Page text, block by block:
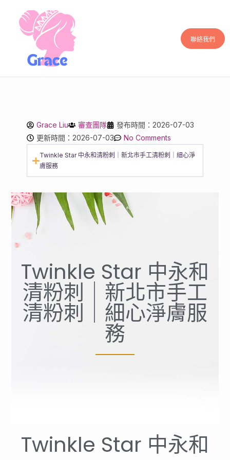
聯絡我們
Grace Liu 審查團隊
發布時間：2026-07-03
更新時間：2026-07-03
No Comments
Twinkle Star 中永和清粉刺｜新北市手工清粉刺｜細心淨
膚服務
Twinkle Star 中永和
清粉刺｜新北市手工
清粉刺｜細心淨膚服
務
Twinkle Star 中永和